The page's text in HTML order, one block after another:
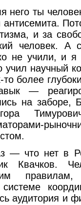
него ты
антисемита.
и за
человек. А
не учили, и
учил научный
более
—
на заборе,
— что нет в
Квачков.
системе
аудитория и